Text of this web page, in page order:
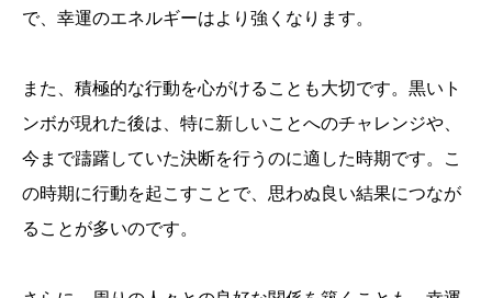
で、幸運のエネルギーはより強くなります。
また、積極的な行動を心がけることも大切です。黒いト
ンボが現れた後は、特に新しいことへのチャレンジや、
今まで躊躇していた決断を行うのに適した時期です。こ
の時期に行動を起こすことで、思わぬ良い結果につなが
ることが多いのです。